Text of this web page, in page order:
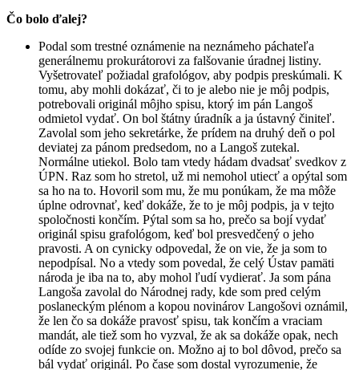
Čo bolo ďalej?
Podal som trestné oznámenie na neznámeho páchateľa
generálnemu prokurátorovi za falšovanie úradnej listiny.
Vyšetrovateľ požiadal grafológov, aby podpis preskúmali. K
tomu, aby mohli dokázať, či to je alebo nie je môj podpis,
potrebovali originál môjho spisu, ktorý im pán Langoš
odmietol vydať. On bol štátny úradník a ja ústavný činiteľ.
Zavolal som jeho sekretárke, že prídem na druhý deň o pol
deviatej za pánom predsedom, no a Langoš zutekal.
Normálne utiekol. Bolo tam vtedy hádam dvadsať svedkov z
ÚPN. Raz som ho stretol, už mi nemohol utiecť a opýtal som
sa ho na to. Hovoril som mu, že mu ponúkam, že ma môže
úplne odrovnať, keď dokáže, že to je môj podpis, ja v tejto
spoločnosti končím. Pýtal som sa ho, prečo sa bojí vydať
originál spisu grafológom, keď bol presvedčený o jeho
pravosti. A on cynicky odpovedal, že on vie, že ja som to
nepodpísal. No a vtedy som povedal, že celý Ústav pamäti
národa je iba na to, aby mohol ľudí vydierať. Ja som pána
Langoša zavolal do Národnej rady, kde som pred celým
poslaneckým plénom a kopou novinárov Langošovi oznámil,
že len čo sa dokáže pravosť spisu, tak končím a vraciam
mandát, ale tiež som ho vyzval, že ak sa dokáže opak, nech
odíde zo svojej funkcie on. Možno aj to bol dôvod, prečo sa
bál vydať originál. Po čase som dostal vyrozumenie, že